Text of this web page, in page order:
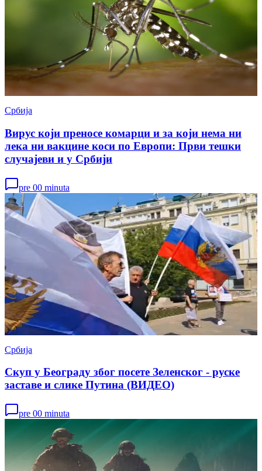
Србија
Вирус који преносе комарци и за који нема ни
лека ни вакцине коси по Европи: Први тешки
случајеви и у Србији
pre 00 minuta
Србија
Скуп у Београду због посете Зеленског - руске
заставе и слике Путина (ВИДЕО)
pre 00 minuta